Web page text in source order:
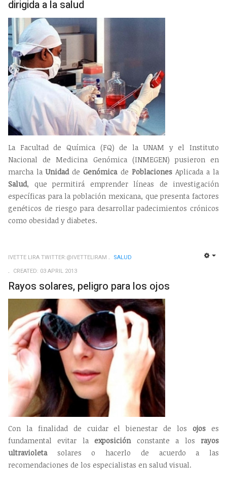
dirigida a la salud
La Facultad de Química (FQ) de la UNAM y el Instituto
Nacional de Medicina Genómica (INMEGEN) pusieron en
marcha laUnidaddeGenómicade PoblacionesAplicada a la
Salud, que permitirá emprender líneas de investigación
específicas para la población mexicana, que presenta factores
genéticos de riesgo para desarrollar padecimientos crónicos
como obesidad y diabetes.
IVETTE LIRA TWITTER:@IVETTELIRAM
SALUD
CREATED: 03 APRIL 2013
Rayos solares, peligro para los ojos
Con la finalidad de cuidar el bienestar de losojos es
fundamental evitar laexposiciónconstante a losrayos
ultravioletasolares o hacerlo de acuerdo a las
recomendaciones de los especialistas en salud visual.